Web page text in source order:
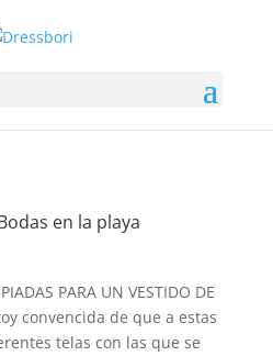
en la playa
PARA UN VESTIDO DE
convencida de que a estas
telas con las que se